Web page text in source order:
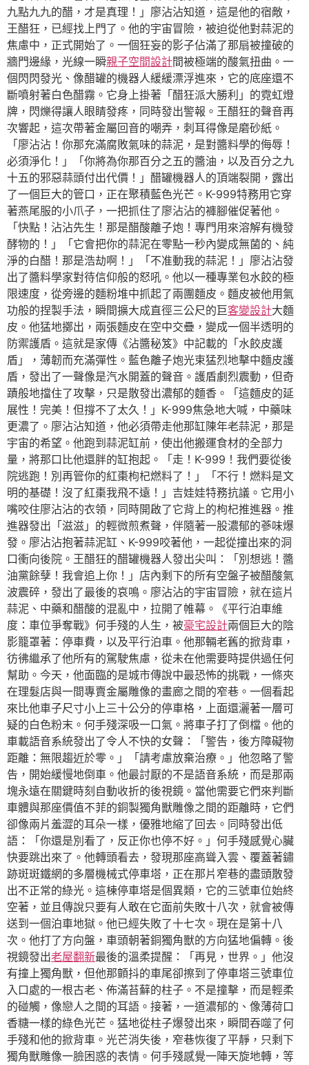
九點九九的醋，才是真理！」廖沾沾知道，這是他的宿敵，
王醋狂，已經找上門了。他的宇宙冒險，被迫從他對蒜泥的
焦慮中，正式開始了。一個狂妄的影子佔滿了那扇被撞破的
牆門邊緣，光線一瞬親子空間設計間被極端的酸氣扭曲。一
個閃閃發光、像醋罐的機器人緩緩漂浮進來，它的底座還不
斷噴射著白色醋霧。它身上掛著「醋狂派大勝利」的霓虹燈
牌，閃爍得讓人眼睛發疼，同時發出警報。王醋狂的聲音再
次響起，這次帶著金屬回音的嘲弄，刺耳得像是磨砂紙。
「廖沾沾！你那充滿腐敗氣味的蒜泥，是對醬料學的侮辱！
必須淨化！」「你將為你那百分之五的醬油，以及百分之九
十五的邪惡蒜頭付出代價！」醋罐機器人的頂端裂開，露出
了一個巨大的管口，正在聚積藍色光芒。K-999特務用它穿
著燕尾服的小爪子，一把抓住了廖沾沾的褲腳催促著他。
「快點！沾沾先生！那是醋酸離子炮！專門用來溶解有機發
酵物的！」「它會把你的蒜泥在零點一秒內變成無菌的、純
淨的白醋！那是浩劫啊！」「不准動我的蒜泥！」廖沾沾發
出了醬料學家對待信仰般的怒吼。他以一種專業包水餃的極
限速度，從旁邊的麵粉堆中抓起了兩團麵皮。麵皮被他用氣
功般的捏製手法，瞬間擴大成直徑三公尺的巨客變設計大麵
皮。他猛地擲出，兩張麵皮在空中交疊，變成一個半透明的
防禦護盾。這就是家傳《沾醬秘笈》中記載的「水餃皮護
盾」，薄韌而充滿彈性。藍色離子炮光束猛烈地擊中麵皮護
盾，發出了一聲像是汽水開蓋的聲音。護盾劇烈震動，但奇
蹟般地擋住了攻擊，只是散發出濃郁的麵香。「這麵皮的延
展性！完美！但撐不了太久！」K-999焦急地大喊，中藥味
更濃了。廖沾沾知道，他必須帶走他那缸陳年老蒜泥，那是
宇宙的希望。他跑到蒜泥缸前，使出他搬運食材的全部力
量，將那口比他還胖的缸抱起。「走！K-999！我們要從後
院逃跑！別再管你的紅棗枸杞燃料了！」「不行！燃料是文
明的基礎！沒了紅棗我飛不遠！」吉娃娃特務抗議。它用小
嘴咬住廖沾沾的衣領，同時開啟了它背上的枸杞推進器。推
進器發出「滋滋」的輕微煎煮聲，伴隨著一股濃郁的蔘味爆
發。廖沾沾抱著蒜泥缸、K-999咬著他，一起從撞出來的洞
口衝向後院。王醋狂的醋罐機器人發出尖叫：「別想逃！醬
油黨餘孽！我會追上你！」店內剩下的所有空盤子被醋酸氣
波震碎，發出了最後的哀鳴。廖沾沾的宇宙冒險，就在這片
蒜泥、中藥和醋酸的混亂中，拉開了帷幕。《平行泊車維
度：車位爭奪戰》何手殘的人生，被豪宅設計兩個巨大的陰
影籠罩著：停車費，以及平行泊車。他那輛老舊的掀背車，
彷彿繼承了他所有的駕駛焦慮，從未在他需要時提供過任何
幫助。今天，他面臨的是城市傳說中最恐怖的挑戰，一條夾
在理髮店與一間專賣金屬雕像的畫廊之間的窄巷。一個看起
來比他車子尺寸小上三十公分的停車格，上面還灑著一層可
疑的白色粉末。何手殘深吸一口氣。將車子打了倒檔。他的
車載語音系統發出了令人不快的女聲：「警告，後方障礙物
距離：無限趨近於零。」「請考慮放棄治療。」他忽略了警
告，開始緩慢地倒車。他最討厭的不是語音系統，而是那兩
塊永遠在關鍵時刻自動收折的後視鏡。當他需要它們來判斷
車體與那座價值不菲的銅製獨角獸雕像之間的距離時，它們
卻像兩片羞澀的耳朵一樣，優雅地縮了回去。同時發出低
語：「你還是別看了，反正你也停不好。」何手殘感覺心臟
快要跳出來了。他轉頭看去，發現那座高聳入雲、覆蓋著鏽
跡斑斑鐵網的多層機械式停車塔，正在那片窄巷的盡頭散發
出不正常的綠光。這棟停車塔是個異類，它的三號車位始終
空著，並且傳說只要有人敢在它面前失敗十八次，就會被傳
送到一個泊車地獄。他已經失敗了十七次。現在是第十八
次。他打了方向盤，車頭朝著銅獨角獸的方向猛地偏轉。後
視鏡發出老屋翻新最後的溫柔提醒：「再見，世界。」他沒
有撞上獨角獸，但他那顫抖的車尾卻擦到了停車塔三號車位
入口處的一根古老、佈滿苔蘚的柱子。不是撞擊，而是輕柔
的碰觸，像戀人之間的耳語。接著，一道濃郁的、像薄荷口
香糖一樣的綠色光芒。猛地從柱子爆發出來，瞬間吞噬了何
手殘和他的掀背車。光芒消失後，窄巷恢復了平靜，只剩下
獨角獸雕像一臉困惑的表情。何手殘感覺一陣天旋地轉，等